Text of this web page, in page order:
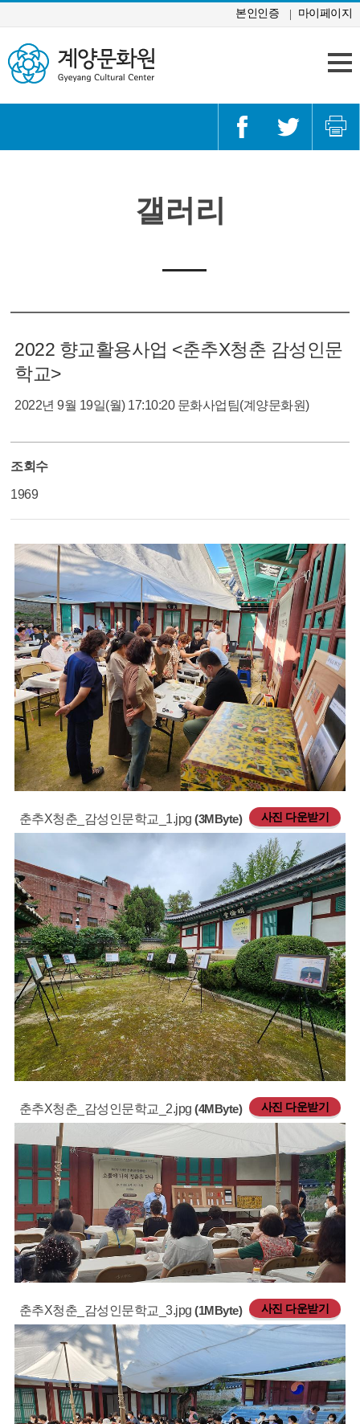
콘텐츠 바로가기 본인인증 마이페이지
갤러리
2022 향교활용사업 <춘추X청춘 감성인문
학교>
2022년 9월 19일(월) 17:10:20 문화사업팀(계양문화원)
조회수
1969
춘추X청춘_감성인문학교_1.jpg(3MByte) 사진 다운받기
춘추X청춘_감성인문학교_2.jpg(4MByte) 사진 다운받기
춘추X청춘_감성인문학교_3.jpg(1MByte) 사진 다운받기